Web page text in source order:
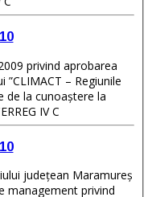
privind aprobarea
– Regiunile
de la cunoaştere la
IV C
judeţean Maramureş